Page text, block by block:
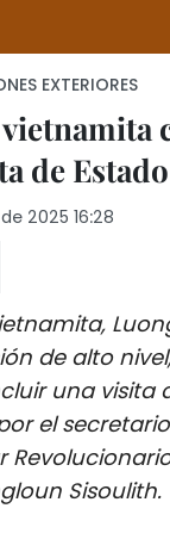
INICIO
POLÍTICA
SOCIEDAD
SALUD - MEDIO
CULTURA -
INTERNACIONAL
EXTERIORES
de
2025 16:28
de alto
una visita
el
Sisoulith.